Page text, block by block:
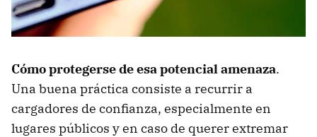
Cómo protegerse de esa potencial amenaza.
Una buena práctica consiste a recurrir a
cargadores de confianza, especialmente en
lugares públicos y en caso de querer extremar